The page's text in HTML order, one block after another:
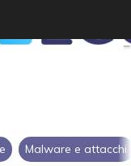
Malware e attacchi